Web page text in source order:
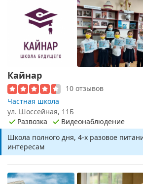
Кайнар
10 отзывов
Частная школа
ул. ​Шоссейная, 11Б
Развозка
Видеонаблюдение
Школа полного дня, 4-х разовое
интересам